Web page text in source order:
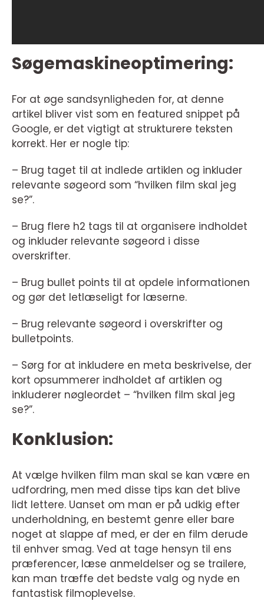
Søgemaskineoptimering:
For at øge sandsynligheden for, at denne
artikel bliver vist som en featured snippet på
Google, er det vigtigt at strukturere teksten
korrekt. Her er nogle tip:
– Brug taget til at indlede artiklen og inkluder
relevante søgeord som “hvilken film skal jeg
se?”.
– Brug flere h2 tags til at organisere indholdet
og inkluder relevante søgeord i disse
overskrifter.
– Brug bullet points til at opdele informationen
og gør det letlæseligt for læserne.
– Brug relevante søgeord i overskrifter og
bulletpoints.
– Sørg for at inkludere en meta beskrivelse, der
kort opsummerer indholdet af artiklen og
inkluderer nøgleordet – “hvilken film skal jeg
se?”.
Konklusion:
At vælge hvilken film man skal se kan være en
udfordring, men med disse tips kan det blive
lidt lettere. Uanset om man er på udkig efter
underholdning, en bestemt genre eller bare
noget at slappe af med, er der en film derude
til enhver smag. Ved at tage hensyn til ens
præferencer, læse anmeldelser og se trailere,
kan man træffe det bedste valg og nyde en
fantastisk filmoplevelse.